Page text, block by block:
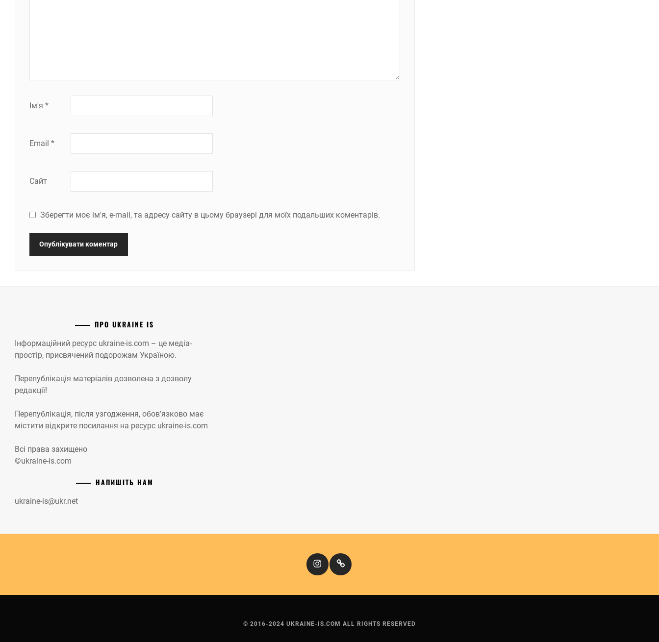
Ім'я *
Email *
Сайт
Зберегти моє ім'я, e-mail, та адресу сайту в цьому браузері для моїх подальших коментарів.
ПРО UKRAINE IS
Інформаційний ресурс ukraine-is.com – це медіа-
простір, присвячений подорожам Україною.
Перепублікація матеріалів дозволена з дозволу
редакції!
Перепублікація, після узгодження, обов’язково має
містити відкрите посилання на ресурс ukraine-is.com
Всі права захищено
©ukraine-is.com
НАПИШІТЬ НАМ
ukraine-is@ukr.net
InstagramКіномандри
© 2016-2024 UKRAINE-IS.COM ALL RIGHTS RESERVED